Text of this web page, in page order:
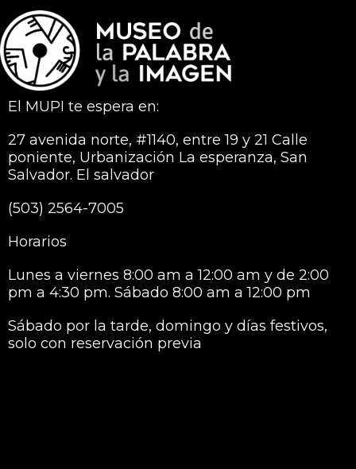
El MUPI te espera en:
27 avenida norte, #1140, entre 19 y 21 Calle
poniente, Urbanización La esperanza, San
Salvador. El salvador
(503) 2564-7005
Horarios
Lunes a viernes 8:00 am a 12:00 am y de 2:00
pm a 4:30 pm. Sábado 8:00 am a 12:00 pm
Sábado por la tarde, domingo y días festivos,
solo con reservación previa